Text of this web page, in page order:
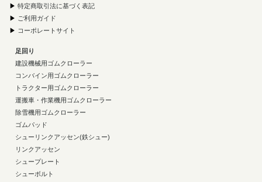
▶ 特定商取引法に基づく表記
▶ ご利用ガイド
▶ コーポレートサイト
足回り
建設機械用ゴムクローラー
コンバイン用ゴムクローラー
トラクター用ゴムクローラー
運搬車・作業機用ゴムクローラー
除雪機用ゴムクローラー
ゴムパッド
シューリンクアッセン(鉄シュー)
リンクアッセン
シュープレート
シューボルト